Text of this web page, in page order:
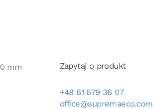
mm Zapytaj o produkt
+48 61 679 36 07
office@supremaeco.com